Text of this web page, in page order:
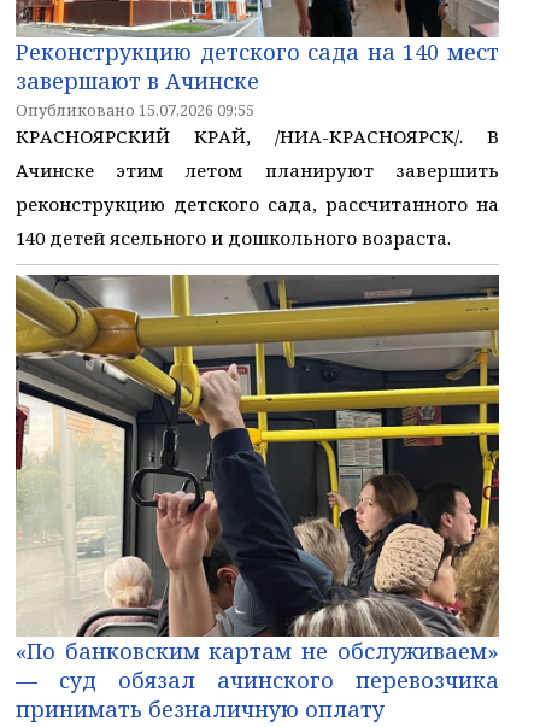
Реконструкцию детского сада на 140 мест
завершают в Ачинске
Опубликовано 15.07.2026 09:55
КРАСНОЯРСКИЙ КРАЙ, /НИА-КРАСНОЯРСК/. В
Ачинске этим летом планируют завершить
реконструкцию детского сада, рассчитанного на
140 детей ясельного и дошкольного возраста.
«По банковским картам не обслуживаем»
— суд обязал ачинского перевозчика
принимать безналичную оплату